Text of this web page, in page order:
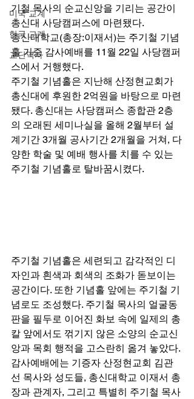
미국 교계
한국 교계
교단역사
기철 목사의 순교신앙을 기리는 공간이
총신대 사당캠퍼스에 마련됐다.
총신대학교(총장:이재서)는 주기철 기념
홀 기증 감사예배를 11월 22일 사당캠퍼
스에서 거행했다.
주기철 기념홀은 지난해 산정현교회가
총신대에 후원한 2억원을 바탕으로 마련
됐다. 총신대는 사당캠퍼스 종합관 2층
의 오래된 세미나실을 올해 2월부터 설
계기간 3개월 공사기간 2개월을 거쳐, 다
양한 학술 및 예배 행사를 치를 수 있는
주기철 기념홀로 탈바꿈시켰다.
주기철 기념홀은 세련되고 감각적인 디
자인과 흰색과 회색의 조화가 돋보이는
공간이다. 또한 기념홀 앞에는 주기철 기
념로도 조성했다. 주기철 목사의 얼굴동
판을 필두로 이어진 화보 속에 일제의 총
칼 앞에서도 꺾기지 않은 소양의 순교신
앙과 목회 행적을 고스란히 옮겨 놓았다.
감사예배에는 기증자 산정현교회 김관
선 목사와 성도들, 총신대학교 이재서 총
장과 관계자, 그리고 특별히 주기철 목사